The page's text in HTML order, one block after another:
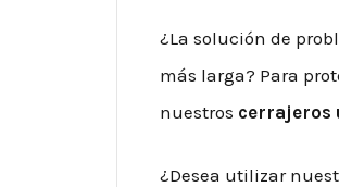
¿La solución de
más larga? Para
nuestros cerrajeros
¿Desea utilizar